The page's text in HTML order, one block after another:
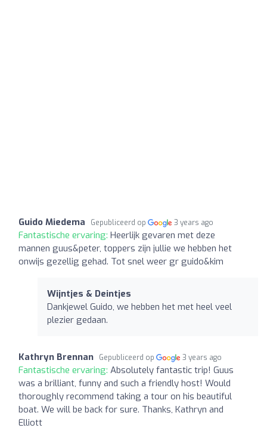
Guido Miedema Gepubliceerd op 3 years ago
Fantastische ervaring: Heerlijk gevaren met deze
mannen guus&peter, toppers zijn jullie we hebben het
onwijs gezellig gehad. Tot snel weer gr guido&kim
Wijntjes & Deintjes
Dankjewel Guido, we hebben het met heel veel
plezier gedaan.
Kathryn Brennan Gepubliceerd op 3 years ago
Fantastische ervaring: Absolutely fantastic trip! Guus
was a brilliant, funny and such a friendly host! Would
thoroughly recommend taking a tour on his beautiful
boat. We will be back for sure. Thanks, Kathryn and
Elliott